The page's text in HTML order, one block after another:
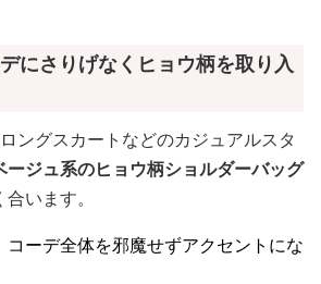
にさりげなくヒョウ柄を取り入
ングスカートなどのカジュアルスタ
ージュ系のヒョウ柄ショルダーバッグ
います。
ーデ全体を邪魔せずアクセントにな